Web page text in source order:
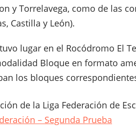
y Torrelavega, como de las
Castilla y León).
lugar en el Rocódromo El
Bloque en formato
los bloques
de la Liga Federación de
– Segunda Prueba